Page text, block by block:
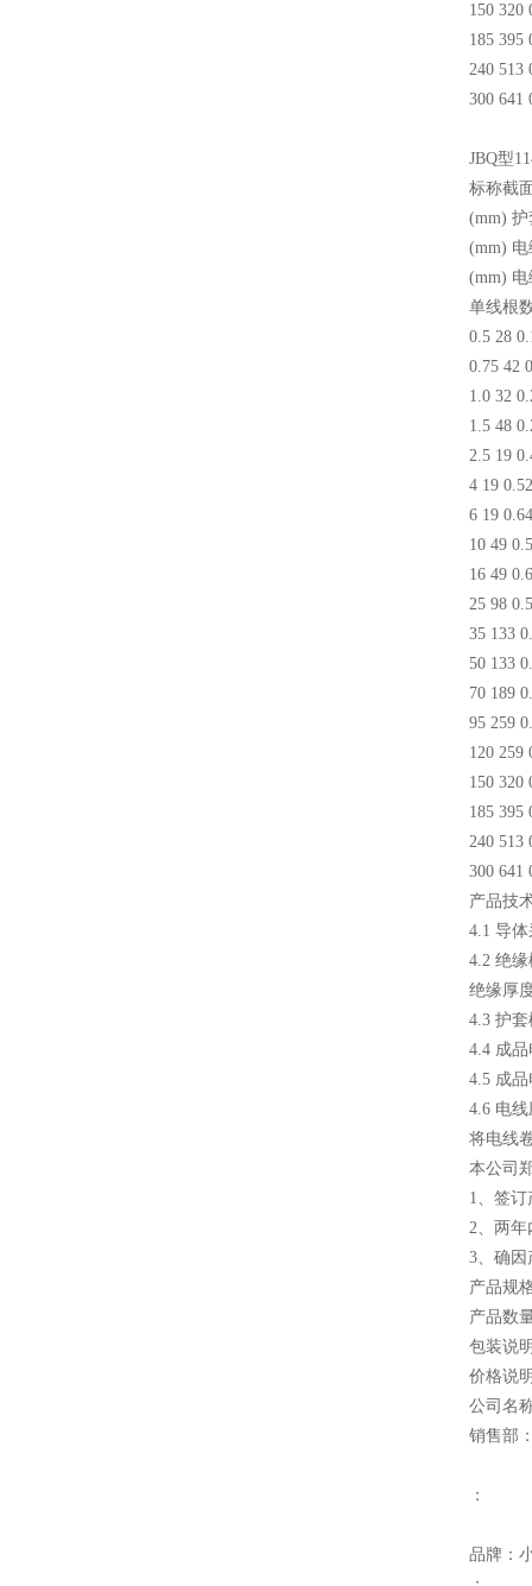
150 320
185 395
240 513
300 641
JBQ型
标称截
(mm)
(mm)
(mm)
单线根
0.5 28
0.75 42
1.0 32
1.5 48
2.5 19
4 19
6 19
10 49
16 49
25 98
35 133
50 133
70 189
95 259
120 259
150 320
185 395
240 513
300 641
产品技
4.1 导
4.2 绝
绝缘厚
4.3 护
4.4 成
4.5 成
4.6 电
将电线
本公司
1、签
2、两年
3、确因
产品规
产品数
包装说
价格说
公司名
销售部
：
品牌：